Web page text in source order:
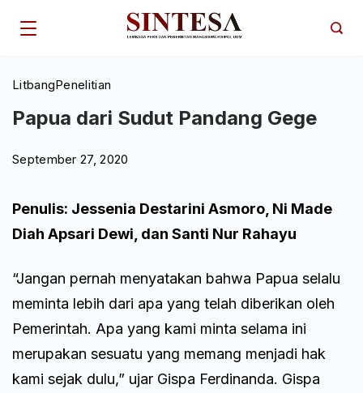
LitbangPenelitian
Papua dari Sudut Pandang Gege
September 27, 2020
Penulis: Jessenia Destarini Asmoro, Ni Made
Diah Apsari Dewi, dan Santi Nur Rahayu
“Jangan pernah menyatakan bahwa Papua selalu
meminta lebih dari apa yang telah diberikan oleh
Pemerintah. Apa yang kami minta selama ini
merupakan sesuatu yang memang menjadi hak
kami sejak dulu,” ujar Gispa Ferdinanda. Gispa